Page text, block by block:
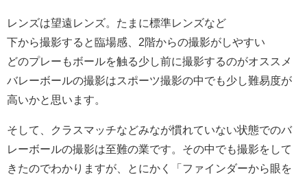
レンズは望遠レンズ。たまに標準レンズなど
下から撮影すると臨場感、2階からの撮影がしやすい
どのプレーもボールを触る少し前に撮影するのがオススメ
バレーボールの撮影はスポーツ撮影の中でも少し難易度が
高いかと思います。
そして、クラスマッチなどみなが慣れていない状態でのバ
レーボールの撮影は至難の業です。その中でも撮影をして
きたのでわかりますが、とにかく「ファインダーから眼を